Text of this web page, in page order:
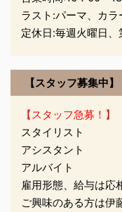
中のデンキバリブラ
...
ラスト:パーマ、カ
定休日:毎週火曜日
【スタッフ募集中】
【スタッフ急募！】
スタイリスト
アシスタント
アルバイト
雇用形態、給与は応
ご興味のある方は伊